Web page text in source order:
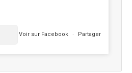
Voir sur Facebook · Partager